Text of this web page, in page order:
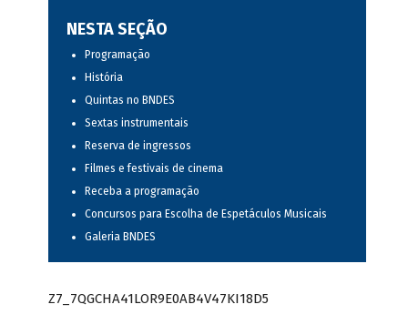
NESTA SEÇÃO
Programação
História
Quintas no BNDES
Sextas instrumentais
Reserva de ingressos
Filmes e festivais de cinema
Receba a programação
Concursos para Escolha de Espetáculos Musicais
Galeria BNDES
Z7_7QGCHA41LOR9E0AB4V47KI18D5